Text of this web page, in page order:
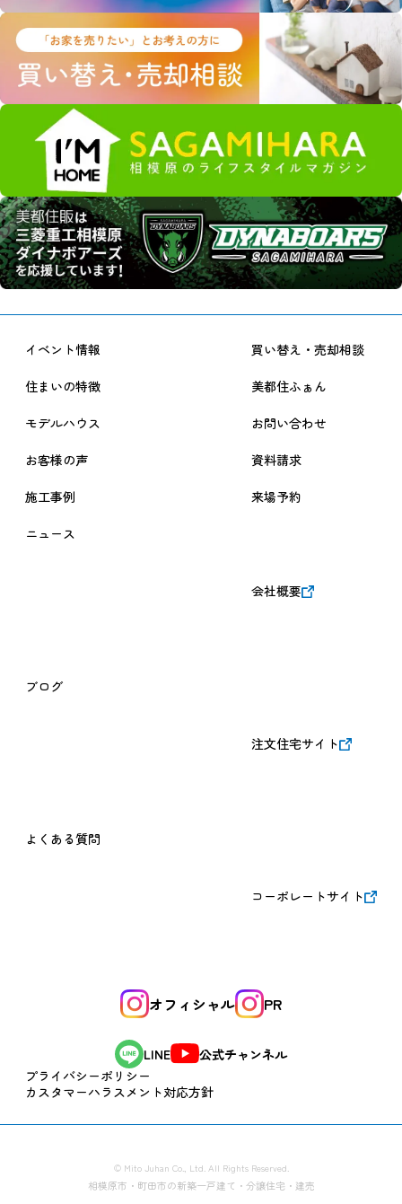
イベント情報
住まいの特徴
モデルハウス
お客様の声
施工事例
ニュース
ブログ
よくある質問
買い替え・売却相談
美都住ふぁん
お問い合わせ
資料請求
来場予約
会社概要
注文住宅サイト
コーポレートサイト
オフィシャル PR
LINE
公式チャンネル
プライバシーポリシー
カスタマーハラスメント対応方針
© Mito Juhan Co., Ltd. All Rights Reserved.
相模原市・町田市の新築一戸建て・分譲住宅・建売